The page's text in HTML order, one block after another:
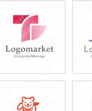
49,800円
(税込54,780円)
49,800円
(税込54,780円)